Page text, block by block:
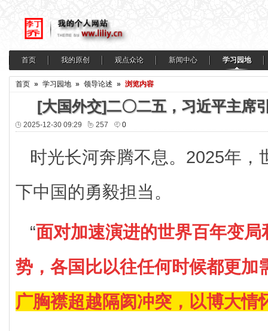
首页 我的原创 观点众论 新闻中心 学习园地
首页 » 学习园地 » 领导论述 » 浏览内容
[大国外交]二〇二五，习近平主席
2025-12-30 09:29 257 0
时光长河奔腾不息。2025年，
下中国的勇毅担当。
“面对加速演进的世界百年变
势，各国比以往任何时候都更加
广胸襟超越隔阂冲突，以博大情